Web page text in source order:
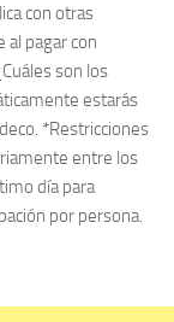
con otras
pagar con
son los
estarás
*Restricciones
entre los
día para
por persona.